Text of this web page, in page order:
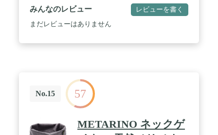
みんなのレビュー レビューを書く
まだレビューはありません
No.15 57
METARINO ネックゲ